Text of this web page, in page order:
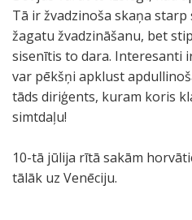
Tā ir žvadzinoša skaņa
žagatu žvadzināšanu, bet
sisenītis to dara. Interesanti
var pēkšņi apklust
tāds diriģents, kuram koris
simtdaļu!
10-tā jūlija rītā sakām
tālāk uz Venēciju.